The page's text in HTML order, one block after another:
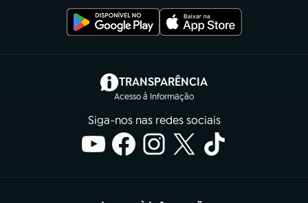
TRANSPARÊNCIA
Acesso à Informação
(abre em nova aba)
Siga-nos nas redes sociais